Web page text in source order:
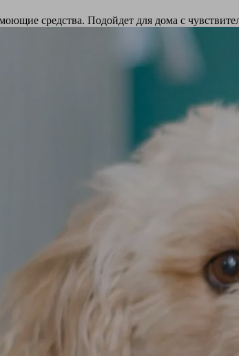
средства. Подойдет для дома с